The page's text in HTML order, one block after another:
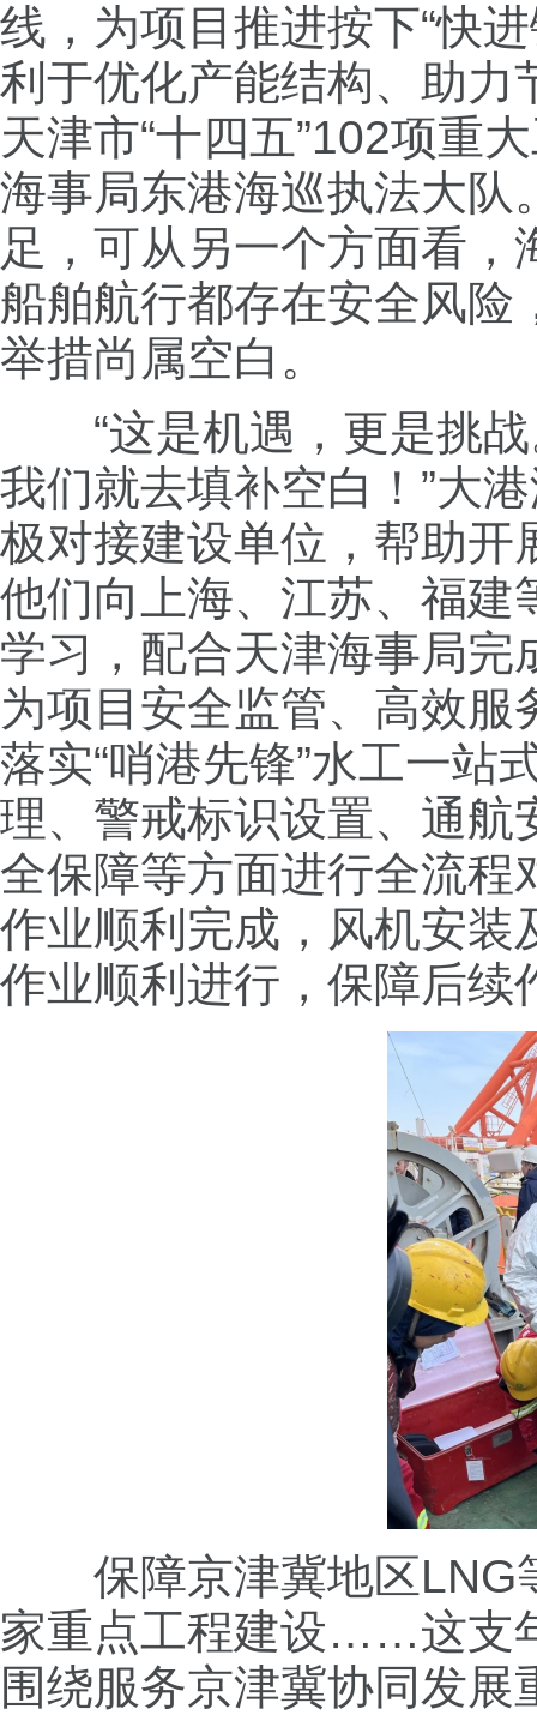
线，为项目推进按下“快
利于优化产能结构、助力
天津市“十四五”102项重
海事局东港海巡执法大队
足，可从另一个方面看
船舶航行都存在安全风险
举措尚属空白。
“这是机遇，更是挑战
我们就去填补空白！”大
极对接建设单位，帮助开
他们向上海、江苏、福建
学习，配合天津海事局完
为项目安全监管、高效
落实“哨港先锋”水工一站
理、警戒标识设置、通航
全保障等方面进行全流程
作业顺利完成，风机安装
作业顺利进行，保障后续
保障京津冀地区LNG
家重点工程建设……这支
围绕服务京津冀协同发